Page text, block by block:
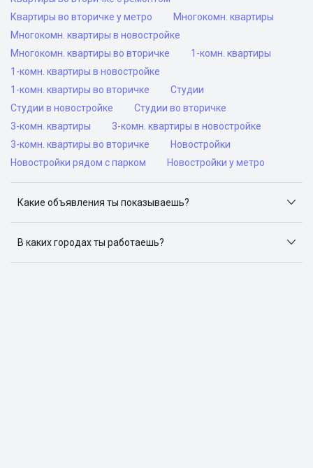
Квартиры во вторичке у метро
Многокомн. квартиры
Многокомн. квартиры в новостройке
Многокомн. квартиры во вторичке
1-комн. квартиры
1-комн. квартиры в новостройке
1-комн. квартиры во вторичке
Студии
Студии в новостройке
Студии во вторичке
3-комн. квартиры
3-комн. квартиры в новостройке
3-комн. квартиры во вторичке
Новостройки
Новостройки рядом с парком
Новостройки у метро
Какие объявления ты показываешь?
объявлений: ЦИАН, Домклик, Яндекс.Недвижимость,
Авито, Самолет.Плюс.
В каких городах ты работаешь?